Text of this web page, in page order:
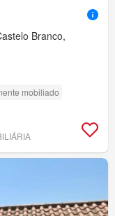
Branco,
mobiliado